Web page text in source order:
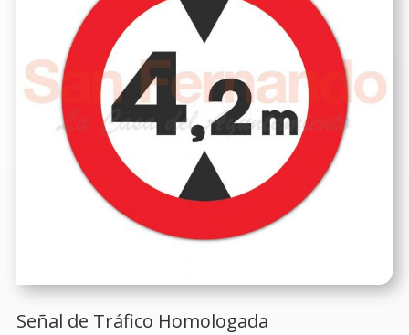
Señal de Tráfico Homologada